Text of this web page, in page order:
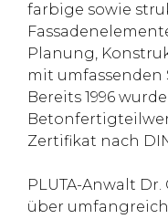
farbige sowie
Planung,
mit umfassenden
Bereits 1996
Zertifikat nach
PLUTA-Anwalt
über